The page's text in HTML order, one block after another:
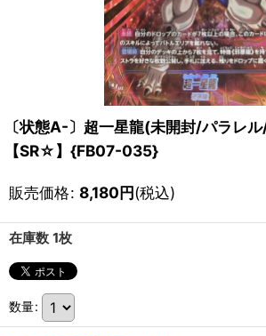
〔状態A-〕超一星龍(未開封/パラレ
【SR☆】{FB07-035}
販売価格: 8,180円(税込)
在庫数 1枚
数量: